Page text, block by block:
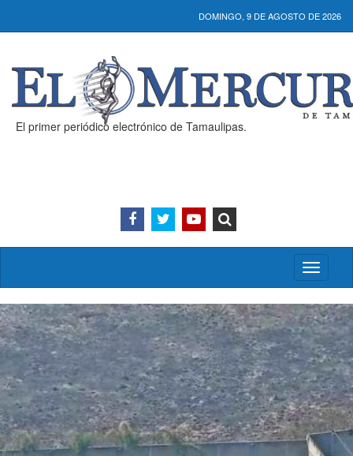
DOMINGO, 9 DE AGOSTO DE 2026
El primer periódico electrónico de Tamaulipas.
Activar/
menú